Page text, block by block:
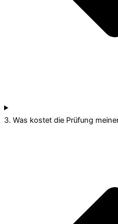
3. Was kostet die Prüfung